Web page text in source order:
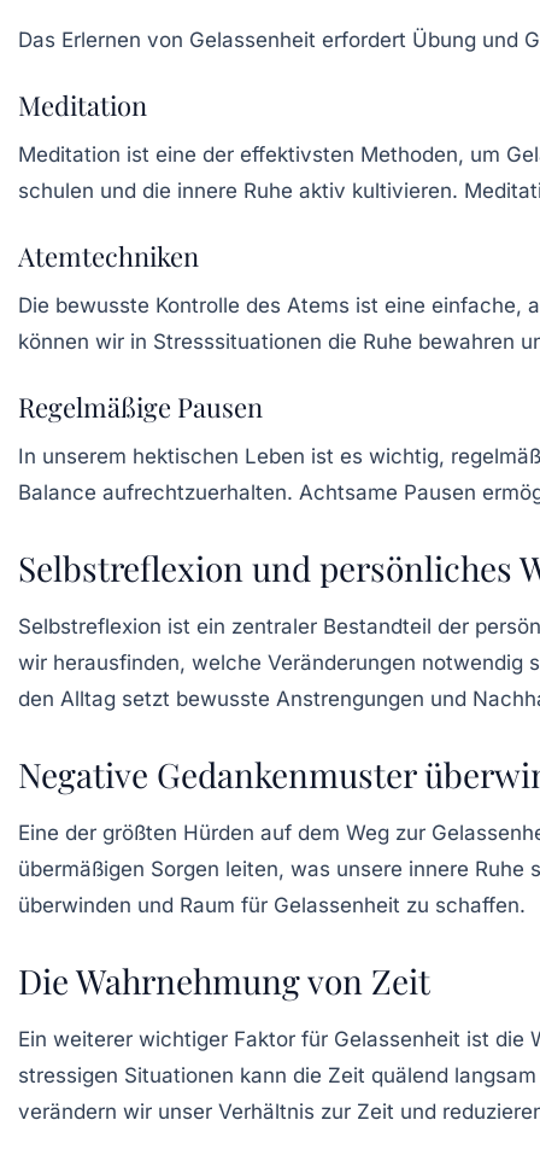
Das Erlernen von Gelassenheit erfordert Übung und
Meditation
Meditation ist eine der effektivsten Methoden, um
schulen und die innere Ruhe aktiv kultivieren.
Atemtechniken
Die bewusste Kontrolle des Atems ist eine einfache,
können wir in Stresssituationen die Ruhe bewahren
Regelmäßige Pausen
In unserem hektischen Leben ist es wichtig,
Balance aufrechtzuerhalten. Achtsame Pausen
Selbstreflexion und persönliches
Selbstreflexion ist ein zentraler Bestandteil der
wir herausfinden, welche Veränderungen notwendig
den Alltag setzt bewusste Anstrengungen und
Negative Gedankenmuster
Eine der größten Hürden auf dem Weg zur
übermäßigen Sorgen leiten, was unsere innere
überwinden und Raum für Gelassenheit zu schaffen.
Die Wahrnehmung von Zeit
Ein weiterer wichtiger Faktor für Gelassenheit ist die
stressigen Situationen kann die Zeit quälend
verändern wir unser Verhältnis zur Zeit und